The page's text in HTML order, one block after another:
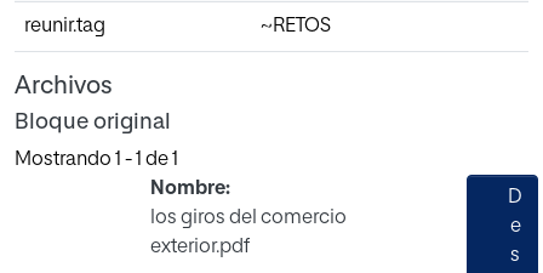
reunir.tag ~RETOS
Archivos
Bloque original
Mostrando 1 - 1 de 1
Nombre:
los giros del comercio
exterior.pdf
D
e
s